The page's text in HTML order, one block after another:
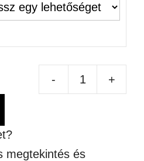
- +
megtekintés és